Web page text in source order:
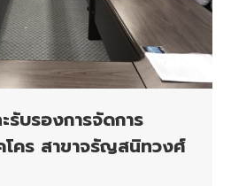
รับรองการจัดการ
คร สาขาจรัญสนิทวงศ์